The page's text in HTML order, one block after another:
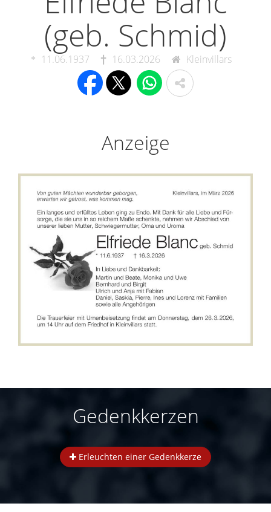
(geb. Schmid)
11.06.1937 16.03.2026 Kleinvillars
Anzeige
Gedenkkerzen
Erleuchten einer Gedenkkerze